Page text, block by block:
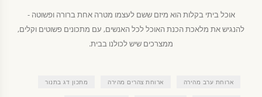
אוכל ביתי בקלות הוא מיזם ששם לעצמו מטרה אחת ברורה ופשוטה -
להנגיש את מלאכת הכנת האוכל לכל האנשים, עם מתכונים פשוטים וקלים,
ממצרכים שיש לכולנו בבית.
ארוחת ערב מהירה ארוחת צהרים מהירה מתכון דג בתנור